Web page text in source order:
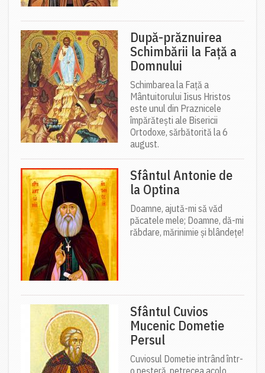
După-prăznuirea
Schimbării la Față a
Domnului
Schimbarea la Față a
Mântuitorului Iisus Hristos
este unul din Praznicele
împărătești ale Bisericii
Ortodoxe, sărbătorită la 6
august.
Sfântul Antonie de
la Optina
Doamne, ajută-mi să văd
păcatele mele; Doamne, dă-mi
răbdare, mărinimie şi blândeţe!
Sfântul Cuvios
Mucenic Dometie
Persul
Cuviosul Dometie intrând într-
o peșteră, petrecea acolo